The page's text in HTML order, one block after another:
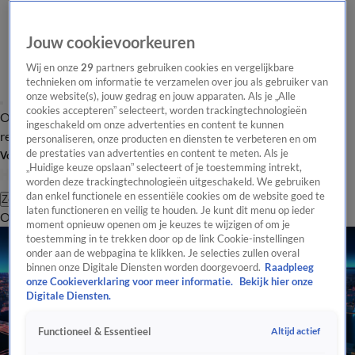
Overzicht Laatste nieuws Regionieuws Het beste van Hart
Tip de
redactie
Volg Hart van Nederland
Zoeken
OverzichtRegioUitzendingenWeerTip de redactiePanelVideo's
Jouw cookievoorkeuren
Wij en onze29 partners gebruiken cookies en vergelijkbare
technieken om informatie te verzamelen over jou als gebruiker van
onze website(s), jouw gedrag en jouw apparaten. Als je „Alle
cookies accepteren” selecteert, worden trackingtechnologieën
ingeschakeld om onze advertenties en content te kunnen
personaliseren, onze producten en diensten te verbeteren en om
de prestaties van advertenties en content te meten. Als je
„Huidige keuze opslaan” selecteert of je toestemming intrekt,
worden deze trackingtechnologieën uitgeschakeld. We gebruiken
dan enkel functionele en essentiële cookies om de website goed te
laten functioneren en veilig te houden. Je kunt dit menu op ieder
moment opnieuw openen om je keuzes te wijzigen of om je
toestemming in te trekken door op de link Cookie-instellingen
onder aan de webpagina te klikken. Je selecties zullen overal
binnen onze Digitale Diensten worden doorgevoerd. Raadpleeg
onze Cookieverklaring voor meer informatie.
Bekijk hier onze
Digitale Diensten.
Functioneel & Essentieel Altijd actief